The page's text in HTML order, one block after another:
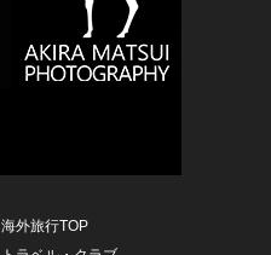
海外旅行TOP